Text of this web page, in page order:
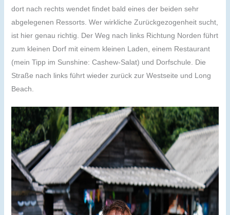
dort nach rechts wendet findet bald eines der beiden sehr
abgelegenen Ressorts. Wer wirkliche Zurückgezogenheit sucht,
ist hier genau richtig. Der Weg nach links Richtung Norden führt
zum kleinen Dorf mit einem kleinen Laden, einem Restaurant
(mein Tipp im Sunshine: Cashew-Salat) und Dorfschule. Die
Straße nach links führt wieder zurück zur Westseite und Long
Beach.